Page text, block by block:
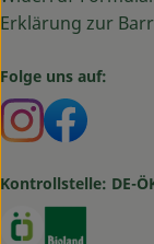
Erklärung zur
Folge uns auf:
Externer
Kontrollstelle: DE-